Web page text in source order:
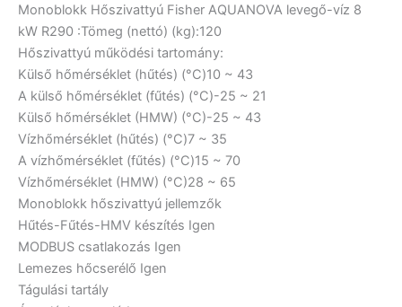
Monoblokk Hőszivattyú Fisher AQUANOVA levegő-víz 8
kW R290 :Tömeg (nettó) (kg):120
Hőszivattyú működési tartomány:
Külső hőmérséklet (hűtés) (°C)10 ~ 43
A külső hőmérséklet (fűtés) (°C)-25 ~ 21
Külső hőmérséklet (HMW) (°C)-25 ~ 43
Vízhőmérséklet (hűtés) (°C)7 ~ 35
A vízhőmérséklet (fűtés) (°C)15 ~ 70
Vízhőmérséklet (HMW) (°C)28 ~ 65
Monoblokk hőszivattyú jellemzők
Hűtés-Fűtés-HMV készítés Igen
MODBUS csatlakozás Igen
Lemezes hőcserélő Igen
Tágulási tartály